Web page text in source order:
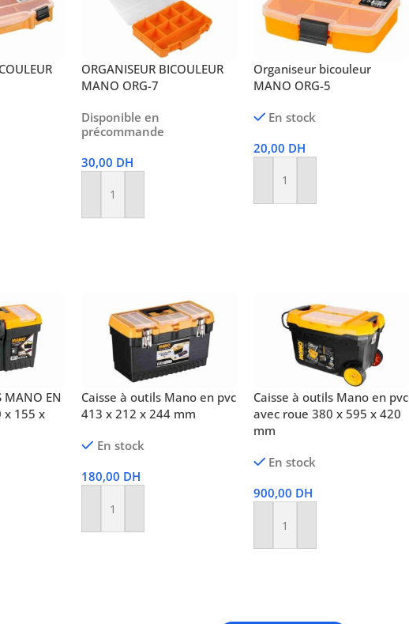
ORGANISEUR BICOULEUR
MANO ORG-7
Disponible en
précommande
30,00 DH
Ajouter Au Panier
Organiseur bicouleur
MANO ORG-5
En stock
20,00 DH
Ajouter Au Panier
MANO EN
x 155 x
Caisse à outils Mano en pvc
413 x 212 x 244 mm
En stock
180,00 DH
Ajouter Au Panier
Caisse à outils Mano en pvc
avec roue 380 x 595 x 420
mm
En stock
900,00 DH
Ajouter Au Panier